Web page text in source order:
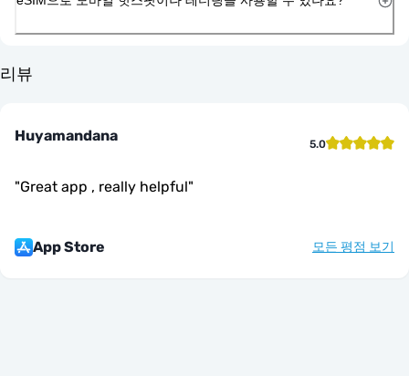
리뷰
Huyamandana 5.0
"Great app , really helpful"
App Store 모든 평점 보기